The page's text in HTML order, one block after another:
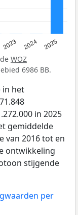
2023 2024 2025
WOZ
6986 BB.
in het
in 2025
gemiddelde
van 2016 tot en
ontwikkeling
stijgende
per